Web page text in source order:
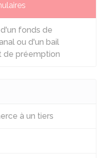
fonds de
ou d'un bail
de préemption
à un tiers